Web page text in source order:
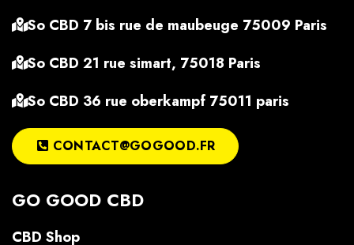
So CBD 7 bis rue de maubeuge 75009 Paris
So CBD 21 rue simart, 75018 Paris
So CBD 36 rue oberkampf 75011 paris
CONTACT@GOGOOD.FR
GO GOOD CBD
CBD Shop